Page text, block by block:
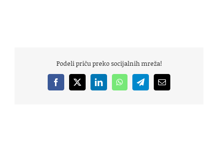
Podeli priču preko socijalnih mreža!
Facebook
X LinkedInWhatsAppTelegramEmail